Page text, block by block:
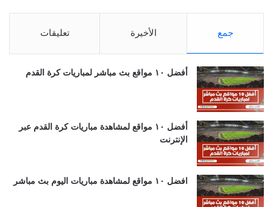
جمع الأخيرة تعليقات
أفضل ١٠ مواقع بث مباشر لمباريات كرة القدم
أفضل ١٠ مواقع لمشاهدة مباريات كرة القدم عبر
الإنترنت
افضل ١٠ مواقع لمشاهدة مباريات اليوم بث مباشر